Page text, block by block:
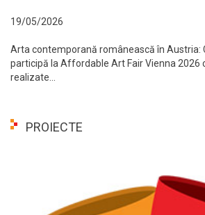
19/05/2026
Arta contemporană românească în Austria:
participă la Affordable Art Fair Vienna 2026
realizate...
PROIECTE